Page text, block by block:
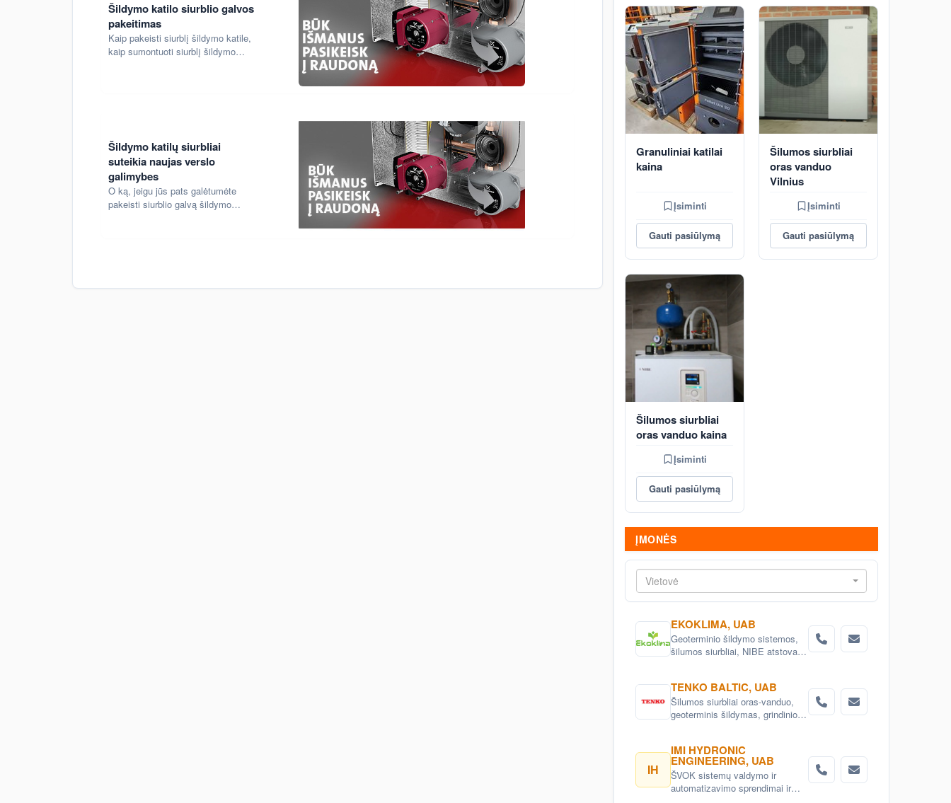
Šildymo katilo siurblio galvos
pakeitimas
Kaip pakeisti siurblį šildymo katile,
kaip sumontuoti siurblį šildymo
Šildymo katilų siurbliai
suteikia naujas verslo
galimybes
O ką, jeigu jūs pats galėtumėte
pakeisti siurblio galvą šildymo
Granuliniai katilai
kaina
Įsiminti
Gauti pasiūlymą
Šilumos siurbliai
oras vanduo
Vilnius
Įsiminti
Gauti pasiūlymą
Šilumos siurbliai
oras vanduo kaina
Įsiminti
Gauti pasiūlymą
ĮMONĖS
Vietovė
EKOKLIMA, UAB
Geoterminio šildymo sistemos,
šilumos siurbliai, NIBE atstovas
siurbliai, geoterminiai šilumos
siurbliai. Išmanūs šilumos
siurbliai
TENKO BALTIC, UAB
Šilumos siurbliai oras-vanduo,
geoterminis šildymas, grindinio ir
rekuperatoriai ir vėdinimo
sistemos.
IH
IMI HYDRONIC
ENGINEERING, UAB
ŠVOK sistemų valdymo ir
automatizavimo sprendimai ir